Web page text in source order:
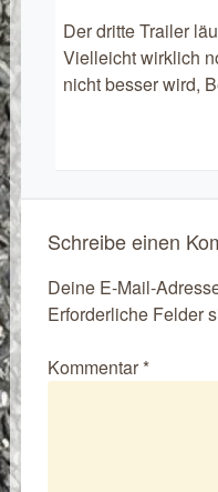
Der dritte Trailer
Vielleicht wirklich
nicht besser wird,
Schreibe einen
Deine E-Mail-
Erforderliche Felder
Kommentar*